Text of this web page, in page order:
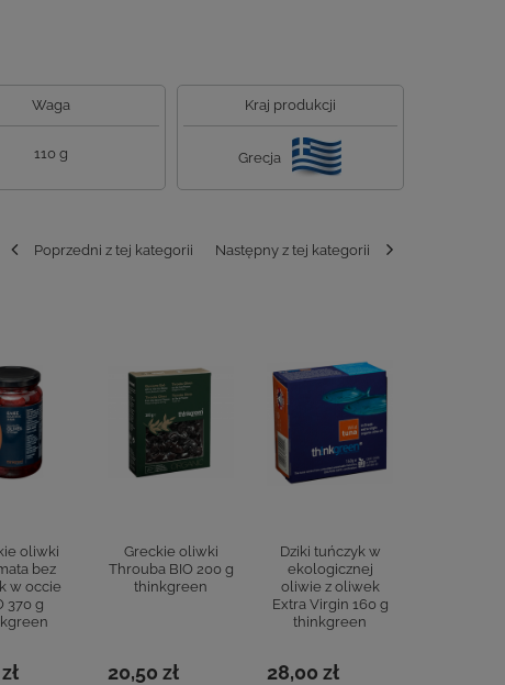
Waga
110 g
Kraj produkcji
Grecja
Poprzedni z tej kategorii
oliwki
bez
w occie
370 g
Greckie oliwki
Throuba BIO 200 g
thinkgreen
20,50 zł
Dziki tuńczyk w
ekologicznej
oliwie z oliwek
Extra Virgin 160 g
thinkgreen
28,00 zł
Następny z tej kategorii